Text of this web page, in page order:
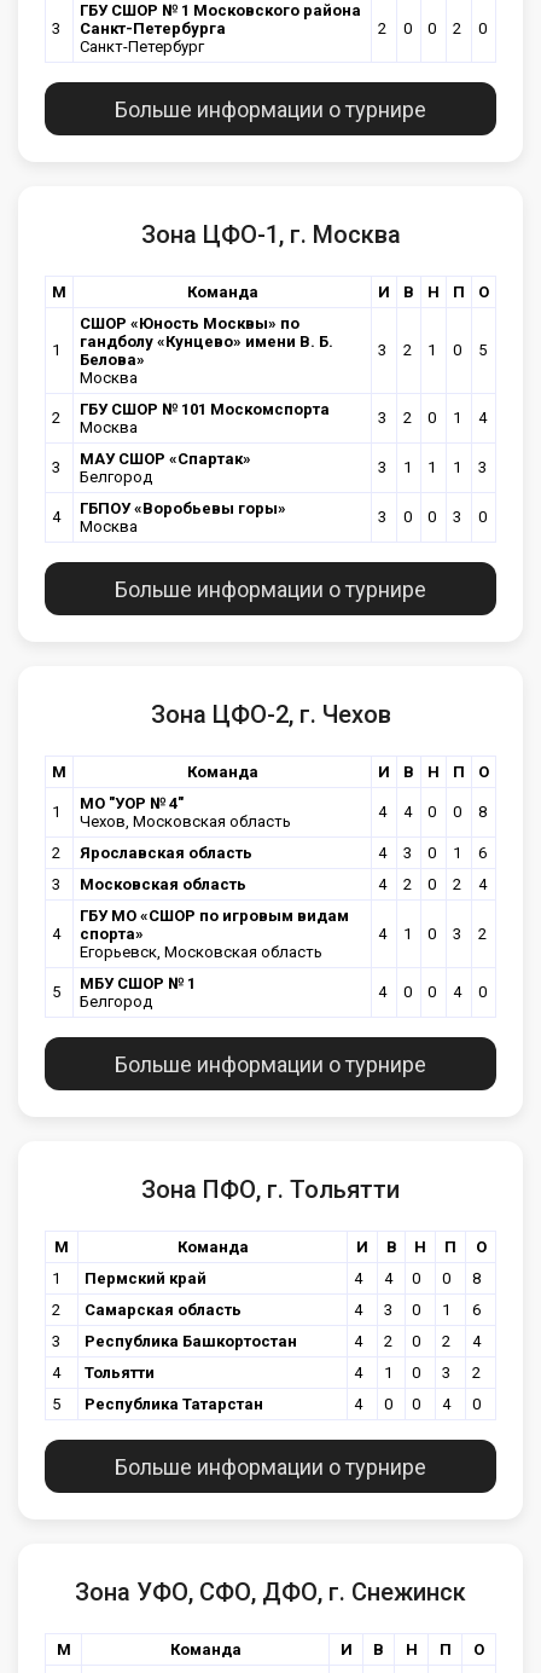
3
ГБУ СШОР № 1 Московского района
Санкт-Петербурга
Санкт-Петербург
2 0 0 2 0
Больше информации о турнире
Зона ЦФО-1, г. Москва
М Команда И В Н П О
1
CШОР «Юность Москвы» по
гандболу «Кунцево» имени В. Б.
Белова»
Москва
3 2 1 0 5
2
ГБУ CШОР № 101 Москомспорта
Москва
3 2 0 1 4
3
МАУ СШОР «Спартак»
Белгород
3 1 1 1 3
4
ГБПОУ «Воробьевы горы»
Москва
3 0 0 3 0
Больше информации о турнире
Зона ЦФО-2, г. Чехов
М Команда И В Н П О
1
МО "УОР № 4"
Чехов, Московская область
4 4 0 0 8
2 Ярославская область 4 3 0 1
6
3
Московская область 4 2 0 2 4
4
ГБУ МО «СШОР по игровым видам
спорта»
Егорьевск, Московская область
4 1 0 3 2
5
МБУ СШОР № 1
Белгород
4 0 0 4 0
Больше информации о турнире
Зона ПФО, г. Тольятти
М Команда И В Н П
О
1
Пермский край 4 4 0 0
8
2
Самарская область 4 3 0 1
6
3
Республика Башкортостан 4 2 0 2
4
4
Тольятти 4 1 0 3
2
5
Республика Татарстан 4 0 0 4 0
Больше информации о турнире
Зона УФО, СФО, ДФО, г. Снежинск
М Команда И В Н П
О